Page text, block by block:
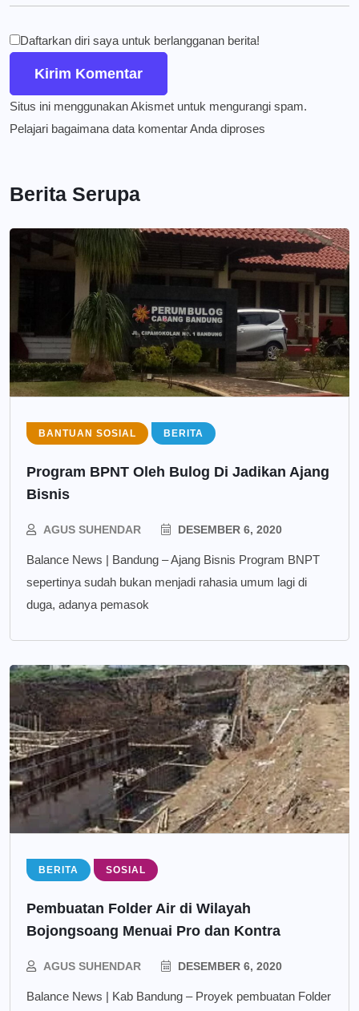
Daftarkan diri saya untuk berlangganan berita!
Situs ini menggunakan Akismet untuk mengurangi spam.
Pelajari bagaimana data komentar Anda diproses
Berita Serupa
BANTUAN SOSIAL BERITA
Program BPNT Oleh Bulog Di Jadikan Ajang
Bisnis
AGUS SUHENDAR DESEMBER 6, 2020
Balance News | Bandung – Ajang Bisnis Program BNPT
sepertinya sudah bukan menjadi rahasia umum lagi di
duga, adanya pemasok
BERITA SOSIAL
Pembuatan Folder Air di Wilayah
Bojongsoang Menuai Pro dan Kontra
AGUS SUHENDAR DESEMBER 6, 2020
Balance News | Kab Bandung – Proyek pembuatan Folder